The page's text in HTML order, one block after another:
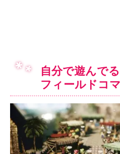
自分で遊んで
フィールドコ